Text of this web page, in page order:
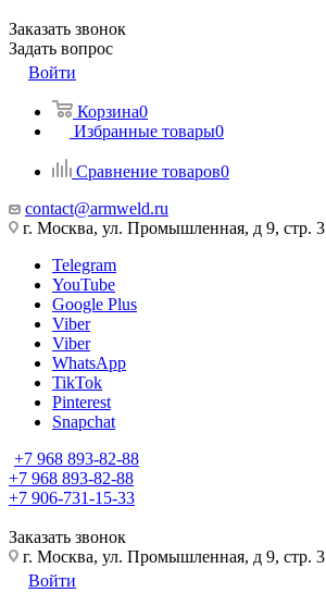
Заказать звонок
Задать вопрос
Войти
Корзина0
Избранные товары0
Сравнение товаров0
contact@armweld.ru
г. Москва, ул. Промышленная, д 9, стр. 3
Telegram
YouTube
Google Plus
Viber
Viber
WhatsApp
TikTok
Pinterest
Snapchat
+7 968 893-82-88
+7 968 893-82-88
+7 906-731-15-33
Заказать звонок
г. Москва, ул. Промышленная, д 9, стр. 3
Войти